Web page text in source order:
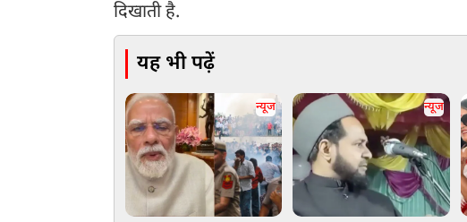
दिखाती है.
यह भी पढ़ें
न्यूज न्यूज